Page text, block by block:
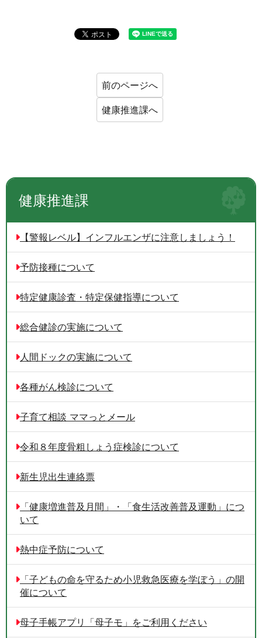
前のページへ
健康推進課へ
健康推進課
【警報レベル】インフルエンザに注意しましょう！
予防接種について
特定健康診査・特定保健指導について
総合健診の実施について
人間ドックの実施について
各種がん検診について
子育て相談 ママっとメール
令和８年度骨粗しょう症検診について
新生児出生連絡票
「健康増進普及月間」・「食生活改善普及運動」につ
いて
熱中症予防について
「子どもの命を守るため小児救急医療を学ぼう」の開
催について
母子手帳アプリ「母子モ」をご利用ください